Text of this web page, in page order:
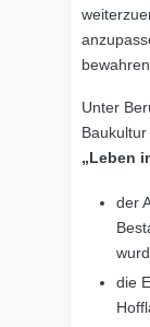
Unter
„Leben
der
die